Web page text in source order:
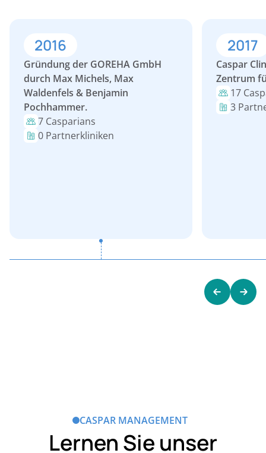
2016
Gründung der GOREHA GmbH
durch Max Michels, Max
Waldenfels & Benjamin
Pochhammer.
7 Casparians
0 Partnerkliniken
2017
Caspar
Zentrum
17
3
CASPAR MANAGEMENT
Lernen Sie unser